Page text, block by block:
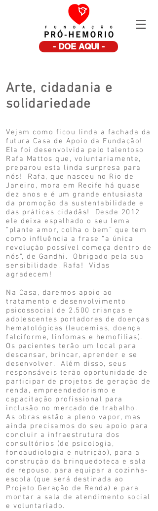
- DOE AQUI -
Arte, cidadania e
solidariedade
Vejam como ficou linda a fachada da
futura Casa de Apoio da Fundação!
Ela foi desenvolvida pelo talentoso
Rafa Mattos que, voluntariamente,
preparou esta linda surpresa para
nós! Rafa, que nasceu no Rio de
Janeiro, mora em Recife há quase
dez anos e é um grande entusiasta
da promoção da sustentabilidade e
das práticas cidadãs! Desde 2012
ele deixa espalhado o seu lema
“plante amor, colha o bem” que tem
como influência a frase “a única
revolução possível começa dentro de
nós”, de Gandhi. Obrigado pela sua
sensibilidade, Rafa! Vidas
agradecem!
Na Casa, daremos apoio ao
tratamento e desenvolvimento
psicossocial de 2.500 crianças e
adolescentes portadores de doenças
hematológicas (leucemias, doença
falciforme, linfomas e hemofilias).
Os pacientes terão um local para
descansar, brincar, aprender e se
desenvolver. Além disso, seus
responsáveis terão oportunidade de
participar de projetos de geração de
renda, empreendedorismo e
capacitação profissional para
inclusão no mercado de trabalho.
As obras estão a pleno vapor, mas
ainda precisamos do seu apoio para
concluir a infraestrutura dos
consultórios (de psicologia,
fonoaudiologia e nutrição), para a
construção da brinquedoteca e sala
de repouso, para equipar a cozinha-
escola (que será destinada ao
Projeto Geração de Renda) e para
montar a sala de atendimento social
e voluntariado.